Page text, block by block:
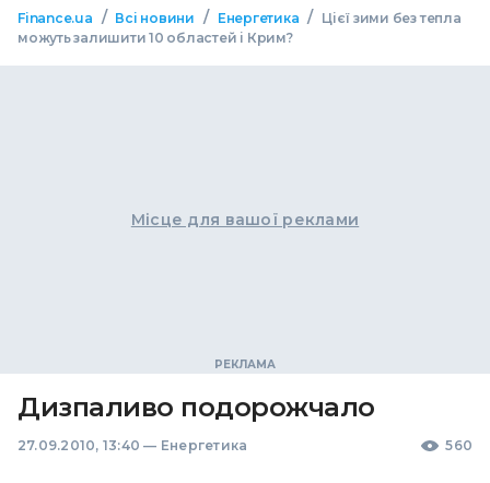
Finance.ua / Всі новини / Енергетика / Цієї зими без тепла
можуть залишити 10 областей і Крим?
Місце для вашої реклами
Дизпаливо подорожчало
27.09.2010, 13:40 — Енергетика 560